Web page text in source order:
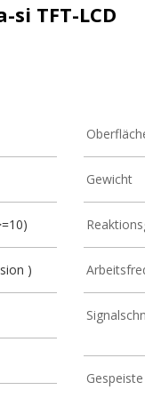
si TFT-LCD
)
Gewicht